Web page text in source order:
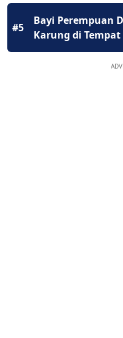
#5
Bayi Perempuan
Karung di Tempat